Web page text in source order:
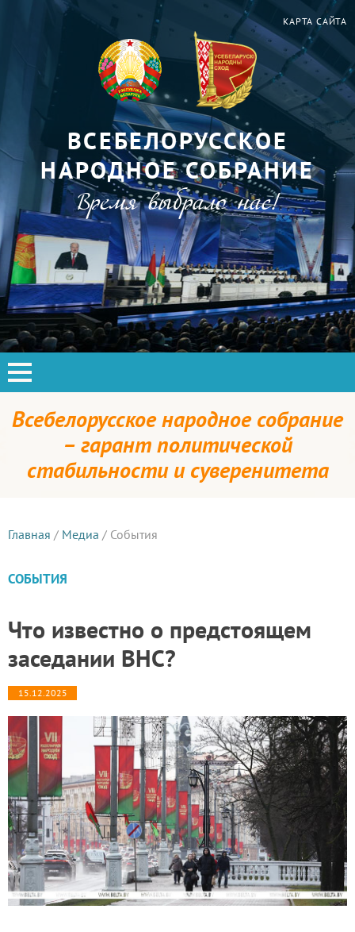
КАРТА САЙТА
ВСЕБЕЛОРУССКОЕ
НАРОДНОЕ СОБРАНИЕ
Время выбрало нас!
Всебелорусское народное собрание
– гарант политической
стабильности и суверенитета
Главная / Медиа / События
СОБЫТИЯ
Что известно о предстоящем
заседании ВНС?
15.12.2025